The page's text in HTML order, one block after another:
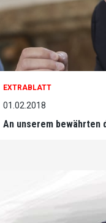
EXTRABLATT
01.02.2018
An unserem